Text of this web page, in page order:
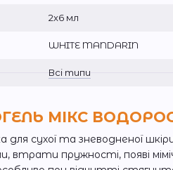
2x6 мл
WHITE MANDARIN
Всі типи
МІКС
сухої та зневодненої
втрати пружності, появі